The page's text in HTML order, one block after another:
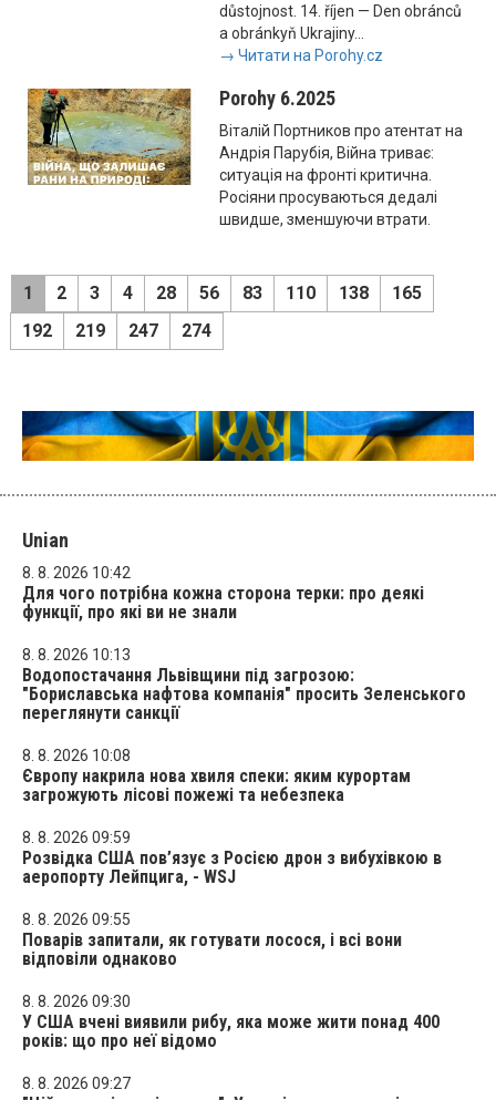
důstojnost. 14. říjen — Den obránců
a obránkyň Ukrajiny...
→ Читати на Porohy.cz
Porohy 6.2025
Віталій Портников про атентат на
Андрія Парубія, Війна триває:
ситуація на фронті критична.
Росіяни просуваються дедалі
швидше, зменшуючи втрати.
1 2 3 4 28 56 83 110 138
165
192
219 247 274
Unian
8. 8. 2026 10:42
Для чого потрібна кожна сторона терки: про деякі
функції, про які ви не знали
8. 8. 2026 10:13
Водопостачання Львівщини під загрозою:
"Бориславська нафтова компанія" просить Зеленського
переглянути санкції
8. 8. 2026 10:08
Європу накрила нова хвиля спеки: яким курортам
загрожують лісові пожежі та небезпека
8. 8. 2026 09:59
Розвідка США пов’язує з Росією дрон з вибухівкою в
аеропорту Лейпцига, - WSJ
8. 8. 2026 09:55
Поварів запитали, як готувати лосося, і всі вони
відповіли однаково
8. 8. 2026 09:30
У США вчені виявили рибу, яка може жити понад 400
років: що про неї відомо
8. 8. 2026 09:27